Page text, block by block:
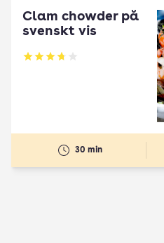
Clam chowder på
svenskt vis
Betyg: 3.72 av 5
30 min